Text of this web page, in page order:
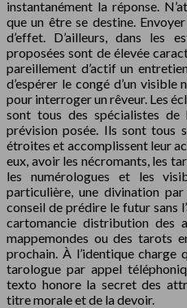
instantanément la réponse.
que un être se destine.
d’effet. D’ailleurs, dans les
proposées sont de élevée
pareillement d’actif un
d’espérer le congé d’un visible
pour interroger un rêveur. Les
sont tous des spécialistes de
prévision posée. Ils sont tous
étroites et accomplissent leur
eux, avoir les nécromants, les
les numérologues et les
particulière, une divination
conseil de prédire le futur sans
cartomancie distribution des
mappemondes ou des tarots
prochain. À l’identique
tarologue par appel
texto honore la secret des
titre morale et de la devoir.